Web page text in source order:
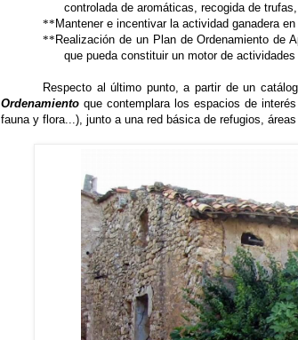
controlada de aromáticas, recogida de
** Mantener e incentivar la actividad ganadera
** Realización de un Plan de Ordenamiento de
que pueda constituir un motor de
Respecto al último punto, a partir de un
Ordenamiento que contemplara los espacios de
fauna y flora...), junto a una red básica de refugios,